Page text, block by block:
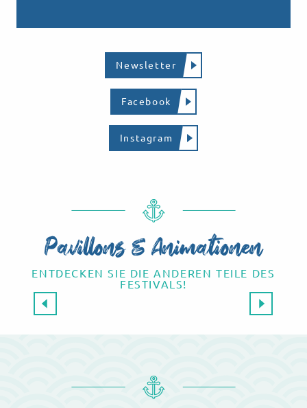
Newsletter
Facebook
Instagram
Pavillons & Animationen
ENTDECKEN SIE DIE ANDEREN TEILE DES
FESTIVALS!